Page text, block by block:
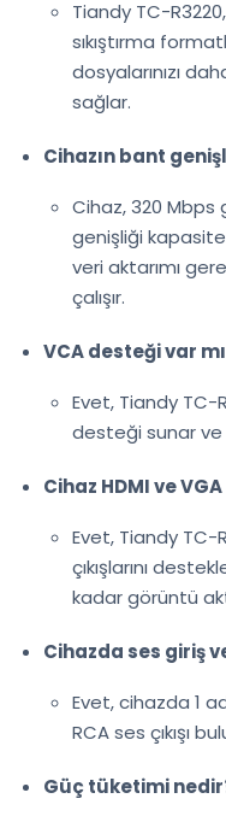
Tiandy TC-
sıkıştırma
dosyalarınızı
sağlar.
Cihazın bant
Cihaz, 320
genişliği
veri aktarımı
çalışır.
VCA desteği var
Evet, Tiandy TC-
desteği sunar ve
Cihaz HDMI ve
Evet, Tiandy TC-
çıkışlarını
kadar görüntü
Cihazda ses giriş
Evet, cihazda 1
RCA ses çıkışı
Güç tüketimi